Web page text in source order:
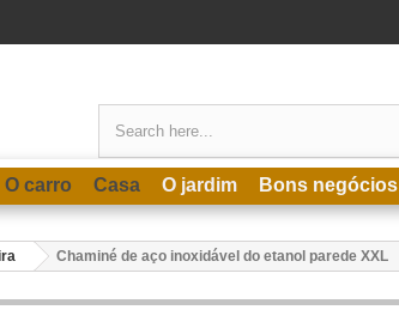
O carro Casa O jardim Bons negócios
Chaminé de aço inoxidável do etanol parede XXL